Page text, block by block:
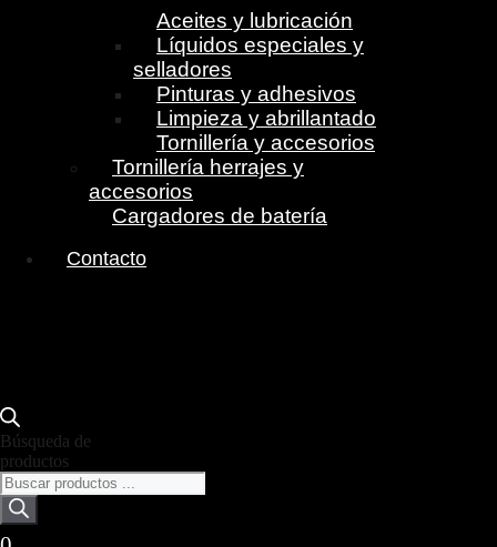
Aceites y lubricación
Líquidos especiales y
selladores
Pinturas y adhesivos
Limpieza y abrillantado
Tornillería y accesorios
Tornillería herrajes y
accesorios
Cargadores de batería
Contacto
Búsqueda de
productos